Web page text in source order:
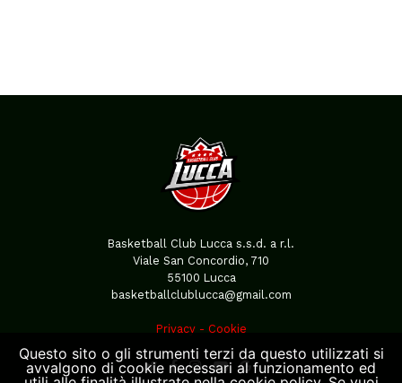
Basketball Club Lucca s.s.d. a r.l.
Viale San Concordio, 710
55100 Lucca
basketballclublucca@gmail.com
Privacy- Cookie
Questo sito o gli strumenti terzi da questo utilizzati si
avvalgono di cookie necessari al funzionamento ed